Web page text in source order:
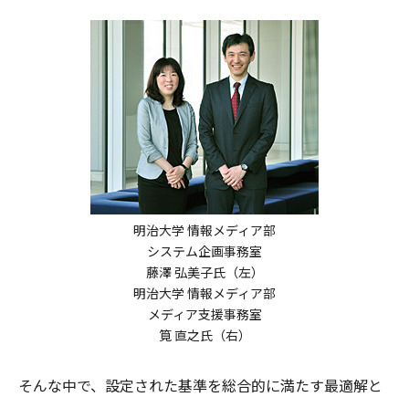
明治大学 情報メディア部
システム企画事務室
藤澤 弘美子氏（左）
明治大学 情報メディア部
メディア支援事務室
筧 直之氏（右）
そんな中で、設定された基準を総合的に満たす最適解と